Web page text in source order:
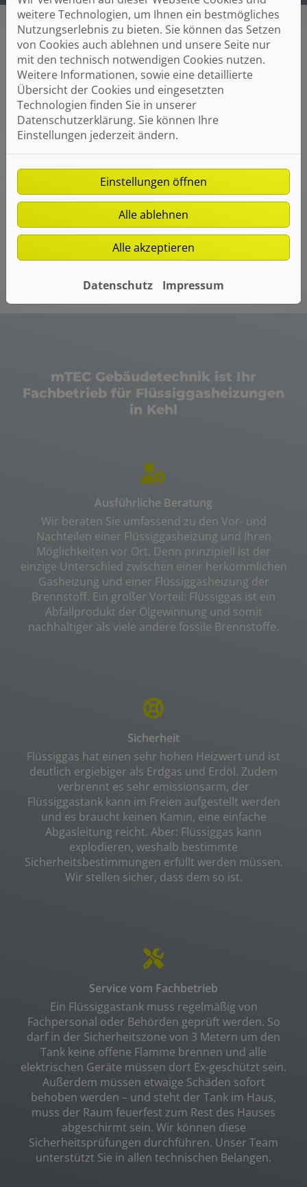
Flüssiggasheizungen von mTEC
Gebäudetechnik
Ihre Gasheizung auch ohne
Gasanschluss
Haus und überzeugt mit einem hohen
Wirkungsgrad. Doch nicht jedes Haus hat einen
Gasanschluss. Das bedeutet aber nicht, auf eine
Gasheizung verzichten zu müssen – die Lösung: eine
Flüssiggasheizung.
mTEC Gebäudetechnik ist Ihr
Fachbetrieb für Flüssiggasheizungen
in Kehl
Ausführliche Beratung
Wir beraten Sie umfassend zu den Vor- und
Nachteilen einer Flüssiggasheizung und Ihren
Möglichkeiten vor Ort. Denn prinzipiell ist der
einzige Unterschied zwischen einer herkömmlichen
Gasheizung und einer Flüssiggasheizung der
Brennstoff. Ein großer Vorteil: Flüssiggas ist ein
Abfallprodukt der Ölgewinnung und somit
nachhaltiger als viele andere fossile Brennstoffe.
Sicherheit
Flüssiggas hat einen sehr hohen Heizwert und ist
deutlich ergiebiger als Erdgas und Erdöl. Zudem
verbrennt es sehr emissionsarm, der
Flüssiggastank kann im Freien aufgestellt werden
und es braucht keinen Kamin, eine einfache
Abgasleitung reicht. Aber: Flüssiggas kann
explodieren, weshalb bestimmte
Sicherheitsbestimmungen erfüllt werden müssen.
Wir stellen sicher, dass dem so ist.
Service vom Fachbetrieb
Ein Flüssiggastank muss regelmäßig von
Fachpersonal oder Behörden geprüft werden. So
darf in der Sicherheitszone von 3 Metern um den
Tank keine offene Flamme brennen und alle
elektrischen Geräte müssen dort Ex-geschützt sein.
Außerdem müssen etwaige Schäden sofort
behoben werden – und steht der Tank im Haus,
muss der Raum feuerfest zum Rest des Hauses
abgeschirmt sein. Wir können diese
Sicherheitsprüfungen durchführen. Unser Team
unterstützt Sie in allen technischen Belangen.
weitere Technologien, um Ihnen ein bestmögliches
Nutzungserlebnis zu bieten. Sie können das Setzen
von Cookies auch ablehnen und unsere Seite nur
mit den technisch notwendigen Cookies nutzen.
Weitere Informationen, sowie eine detaillierte
Übersicht der Cookies und eingesetzten
Technologien finden Sie in unserer
Datenschutzerklärung. Sie können Ihre
Einstellungen jederzeit ändern.
Einstellungen öffnen
Alle ablehnen
Alle akzeptieren
Datenschutz Impressum